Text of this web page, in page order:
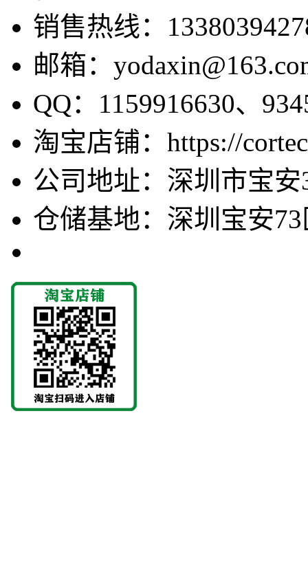
销售热线：
邮箱：
QQ：1159916630、
淘宝店铺：https://
公司地址：深圳市宝
仓储基地：深圳宝安